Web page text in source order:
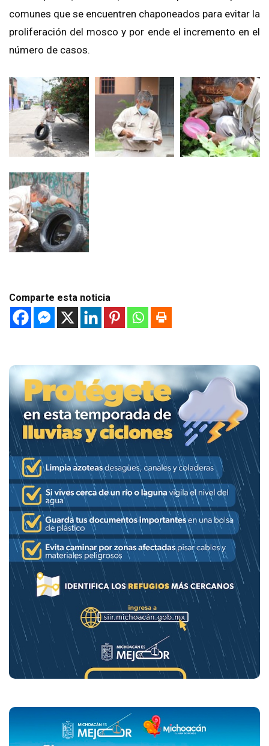
comunes que se encuentren chaponeados para evitar la
proliferación del mosco y por ende el incremento en el
número de casos.
Comparte esta noticia